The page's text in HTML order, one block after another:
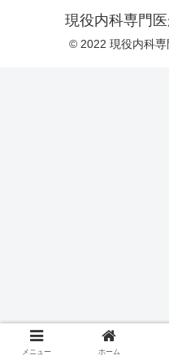
現役内科専門
© 2022 現役内科専
メニュー ホーム